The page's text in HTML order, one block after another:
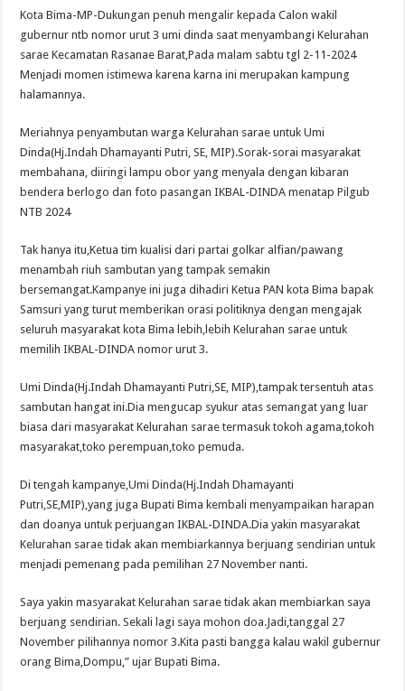
Warga
Kelurahan
Sarae
Kota
Bima
Dinda
2024
Kota Bima-MP-Dukungan penuh mengalir kepada Calon wakil
gubernur ntb nomor urut 3 umi dinda saat menyambangi Kelurahan
sarae Kecamatan Rasanae Barat,Pada malam sabtu tgl 2-11-2024
Menjadi momen istimewa karena karna ini merupakan kampung
halamannya.
Meriahnya penyambutan warga Kelurahan sarae untuk Umi
Dinda(Hj.Indah Dhamayanti Putri, SE, MIP).Sorak-sorai masyarakat
membahana, diiringi lampu obor yang menyala dengan kibaran
bendera berlogo dan foto pasangan IKBAL-DINDA menatap Pilgub
NTB 2024
Tak hanya itu,Ketua tim kualisi dari partai golkar alfian/pawang
menambah riuh sambutan yang tampak semakin
bersemangat.Kampanye ini juga dihadiri Ketua PAN kota Bima bapak
Samsuri yang turut memberikan orasi politiknya dengan mengajak
seluruh masyarakat kota Bima lebih,lebih Kelurahan sarae untuk
memilih IKBAL-DINDA nomor urut 3.
Umi Dinda(Hj.Indah Dhamayanti Putri,SE, MIP),tampak tersentuh atas
sambutan hangat ini.Dia mengucap syukur atas semangat yang luar
biasa dari masyarakat Kelurahan sarae termasuk tokoh agama,tokoh
masyarakat,toko perempuan,toko pemuda.
Di tengah kampanye,Umi Dinda(Hj.Indah Dhamayanti
Putri,SE,MIP),yang juga Bupati Bima kembali menyampaikan harapan
dan doanya untuk perjuangan IKBAL-DINDA.Dia yakin masyarakat
Kelurahan sarae tidak akan membiarkannya berjuang sendirian untuk
menjadi pemenang pada pemilihan 27 November nanti.
Saya yakin masyarakat Kelurahan sarae tidak akan membiarkan saya
berjuang sendirian. Sekali lagi saya mohon doa.Jadi,tanggal 27
November pilihannya nomor 3.Kita pasti bangga kalau wakil gubernur
orang Bima,Dompu,” ujar Bupati Bima.